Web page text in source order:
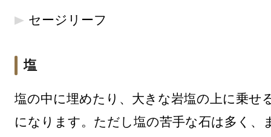
セージリーフ
塩
塩の中に埋めたり、大きな岩塩の上に乗せ
になります。ただし塩の苦手な石は多く、